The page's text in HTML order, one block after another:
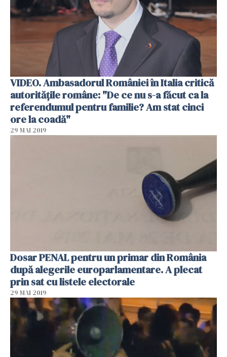
VIDEO. Ambasadorul României în Italia critică
autorităţile române: "De ce nu s-a făcut ca la
referendumul pentru familie? Am stat cinci
ore la coadă"
29 MAI 2019
Dosar PENAL pentru un primar din România
după alegerile europarlamentare. A plecat
prin sat cu listele electorale
29 MAI 2019